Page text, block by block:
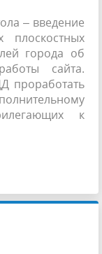
– введение
города об
сайта.
проработать
к